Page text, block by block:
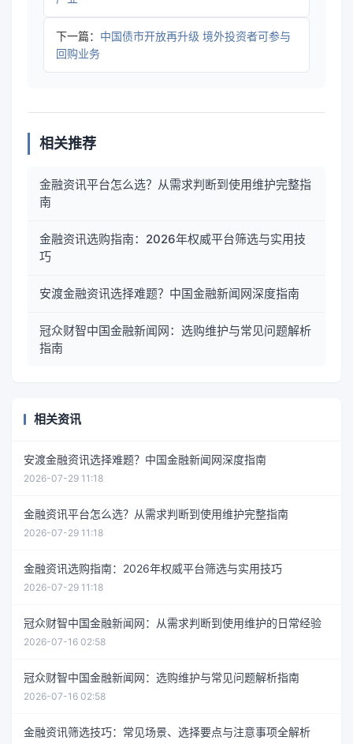
下一篇： 中国债市开放再升级 境外投资者可参与
回购业务
相关推荐
金融资讯平台怎么选？从需求判断到使用维护完整指
南
金融资讯选购指南：2026年权威平台筛选与实用技
巧
安渡金融资讯选择难题？中国金融新闻网深度指南
冠众财智中国金融新闻网：选购维护与常见问题解析
指南
相关资讯
安渡金融资讯选择难题？中国金融新闻网深度指南
2026-07-29 11:18
金融资讯平台怎么选？从需求判断到使用维护完整指南
2026-07-29 11:18
金融资讯选购指南：2026年权威平台筛选与实用技巧
2026-07-29 11:18
冠众财智中国金融新闻网：从需求判断到使用维护的日常经验
2026-07-16 02:58
冠众财智中国金融新闻网：选购维护与常见问题解析指南
2026-07-16 02:58
金融资讯筛选技巧：常见场景、选择要点与注意事项全解析